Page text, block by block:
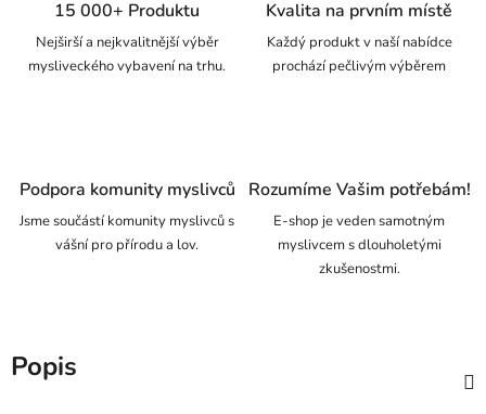
15 000+ Produktu
Nejširší a nejkvalitnější výběr
mysliveckého vybavení na trhu.
Kvalita na prvním místě
Každý produkt v naší nabídce
prochází pečlivým výběrem
Podpora komunity myslivců
Jsme součástí komunity myslivců s
vášní pro přírodu a lov.
Rozumíme Vašim potřebám!
E-shop je veden samotným
myslivcem s dlouholetými
zkušenostmi.
Popis